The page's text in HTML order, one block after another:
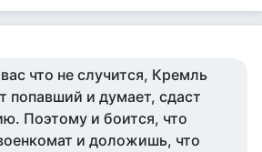
что не случится, Кремль
попавший и думает, сдаст
Поэтому и боится, что
и доложишь, что